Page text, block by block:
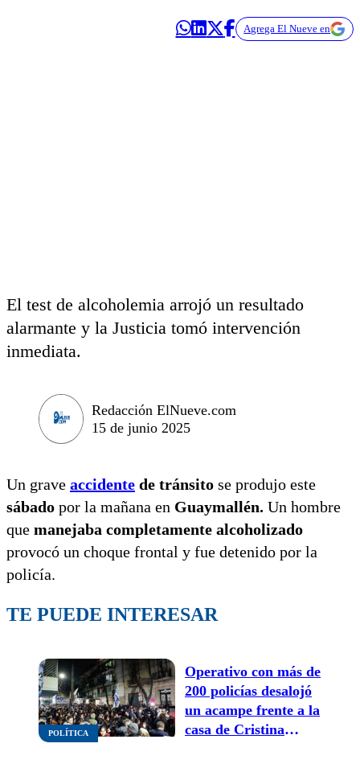
Agrega El Nueve en
El test de alcoholemia arrojó un resultado
alarmante y la Justicia tomó intervención
inmediata.
Redacción ElNueve.com
15 de junio 2025
Un grave accidente de tránsito se produjo este
sábado por la mañana en Guaymallén. Un hombre
que manejaba completamente alcoholizado
provocó un choque frontal y fue detenido por la
policía.
TE PUEDE INTERESAR
POLÍTICA
Operativo con más de
200 policías desalojó
un acampe frente a la
casa de Cristina